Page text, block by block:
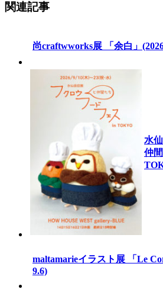
関連記事
尚craftwworks展 「余白」
水
仲
maltamarieイラスト展 「Le
9.6)